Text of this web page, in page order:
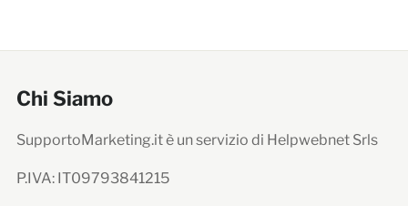
Chi Siamo
SupportoMarketing.it è un servizio di Helpwebnet Srls
P.IVA: IT09793841215